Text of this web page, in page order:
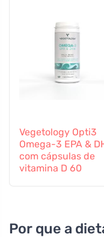
Vegetology Opti3
Omega-3 EPA &
com cápsulas de
vitamina D 60
Por que a